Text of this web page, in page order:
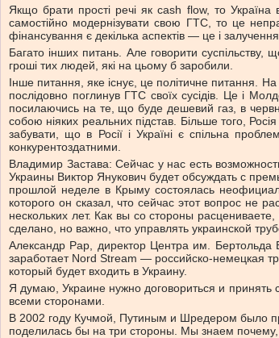
Якщо брати прості речі як cash flow, то
самостійно модернізувати свою ГТС, то це
фінансування є декілька аспектів — це і
Багато інших питань. Але говорити
гроші тих людей, які на цьому б заробили.
Інше питання, яке існує, це політичне питання.
послідовно поглинув ГТС своїх сусідів. Це і
посилаючись на те, що буде дешевий газ, в
собою ніяких реальних підстав. Більше того,
забувати, що в Росії і Україні є спільна
конкурентоздатними.
Владимир Застава: Сейчас у нас есть
Украины Виктор Янукович будет обсуждать с
прошлой неделе в Крыму состоялась
которого он сказал, что сейчас этот вопрос не
нескольких лет. Как вы со стороны
сделано, но важно, что управлять украинской
Александр Рар, директор Центра им.
заработает Nord Stream — российско-немецкая
который будет входить в Украину.
Я думаю, Украине нужно договориться и принять
всеми сторонами.
В 2002 году Кучмой, Путиным и Шредером было
поделилась бы на три стороны. Мы знаем